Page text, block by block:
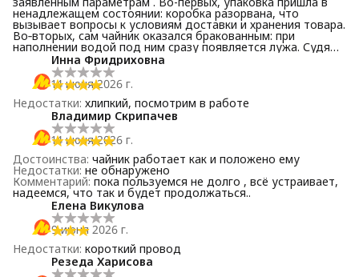
ненадлежащем состоянии: коробка разорвана, что
вызывает вопросы к условиям доставки и хранения товара.
Во‑вторых, сам чайник оказался бракованным: при
наполнении водой под ним сразу появляется лужа. Судя
по всему, проблема в некачественной сборке — течь
наблюдается в нижней части корпуса, вероятно, в зоне
стыка деталей. Такой товар не может считаться
исправным и безопасным. Оформила возврат. Жаль
потраченного времени.
Инна Фридриховна
14 июня 2026 г.
Недостатки: хлипкий, посмотрим в работе
Владимир Скрипачев
14 июня 2026 г.
Достоинства: чайник работает как и положено ему
Недостатки: не обнаружено
Комментарий: пока пользуемся не долго , всё устраивает,
надеемся, что так и будет продолжаться..
Елена Викулова
9 июня 2026 г.
Недостатки:
короткий провод
Резеда Харисова